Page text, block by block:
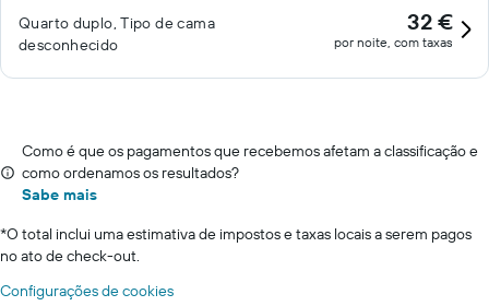
Quarto duplo, Tipo de cama
desconhecido
32 €
por noite, com taxas
Como é que os pagamentos que recebemos afetam a classificação e
como ordenamos os resultados?
Sabe mais
*O total inclui uma estimativa de impostos e taxas locais a serem pagos
no ato de check-out.
Configurações de cookies